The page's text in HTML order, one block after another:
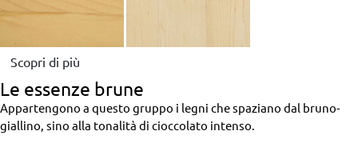
Scopri di più
Le essenze brune
Appartengono a questo gruppo i legni che spaziano dal bruno-
giallino, sino alla tonalità di cioccolato intenso.